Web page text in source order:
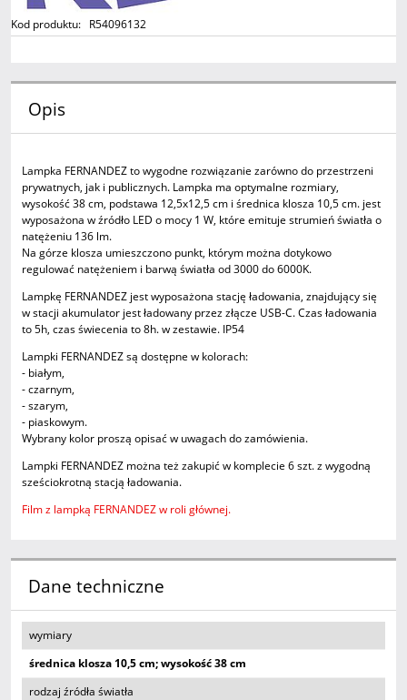
Kod produktu: R54096132
Opis
Lampka FERNANDEZ to wygodne rozwiązanie zarówno do przestrzeni
prywatnych, jak i publicznych. Lampka ma optymalne rozmiary,
wysokość 38 cm, podstawa 12,5x12,5 cm i średnica klosza 10,5 cm. jest
wyposażona w źródło LED o mocy 1 W, które emituje strumień światła o
natężeniu 136 lm.
Na górze klosza umieszczono punkt, którym można dotykowo
regulować natężeniem i barwą światła od 3000 do 6000K.
Lampkę FERNANDEZ jest wyposażona stację ładowania, znajdujący się
w stacji akumulator jest ładowany przez złącze USB-C. Czas ładowania
to 5h, czas świecenia to 8h. w zestawie. IP54
Lampki FERNANDEZ są dostępne w kolorach:
- białym,
- czarnym,
- szarym,
- piaskowym.
Wybrany kolor proszą opisać w uwagach do zamówienia.
Lampki FERNANDEZ można też zakupić w komplecie 6 szt. z wygodną
sześciokrotną stacją ładowania.
Film z lampką FERNANDEZ w roli głównej.
Dane techniczne
wymiary
średnica klosza 10,5 cm; wysokość 38 cm
rodzaj źródła światła